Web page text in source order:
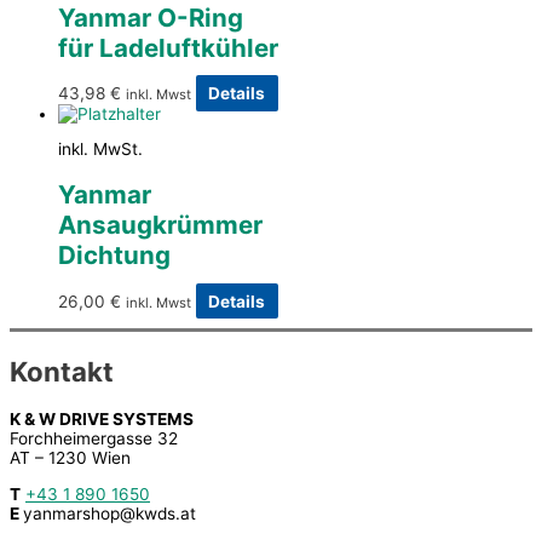
Yanmar O-Ring
für Ladeluftkühler
43,98 € inkl. Mwst Details
inkl. MwSt.
Yanmar
Ansaugkrümmer
Dichtung
26,00 € inkl. Mwst Details
Kontakt
K & W DRIVE SYSTEMS
Forchheimergasse 32
AT – 1230 Wien
T +43 1 890 1650
Eyanmarshop@kwds.at